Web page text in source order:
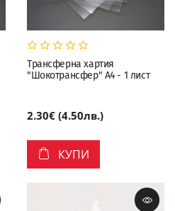
Трансферна хартия
"Шокотрансфер" A4 - 1 лист
2.30€ (4.50лв.)
КУПИ